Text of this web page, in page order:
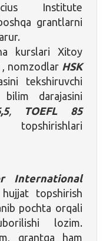
Institute
grantlarni
kurslari Xitoy
, nomzodlar HSK
tekshiruvchi
darajasini
,
TOEFL 85
topshirishlari
International
topshirish
pochta orqali
lozim.
grantga ham